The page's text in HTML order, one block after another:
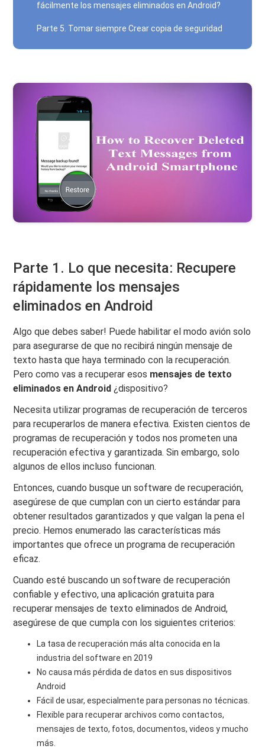
fácilmente los mensajes eliminados en Android?
Parte 5. Tomar siempre Crear copia de seguridad
Parte 1. Lo que necesita: Recupere
rápidamente los mensajes
eliminados en Android
Algo que debes saber! Puede habilitar el modo avión solo
para asegurarse de que no recibirá ningún mensaje de
texto hasta que haya terminado con la recuperación.
Pero como vas a recuperar esos mensajes de texto
eliminados en Android ¿dispositivo?
Necesita utilizar programas de recuperación de terceros
para recuperarlos de manera efectiva. Existen cientos de
programas de recuperación y todos nos prometen una
recuperación efectiva y garantizada. Sin embargo, solo
algunos de ellos incluso funcionan.
Entonces, cuando busque un software de recuperación,
asegúrese de que cumplan con un cierto estándar para
obtener resultados garantizados y que valgan la pena el
precio. Hemos enumerado las características más
importantes que ofrece un programa de recuperación
eficaz.
Cuando esté buscando un software de recuperación
confiable y efectivo, una aplicación gratuita para
recuperar mensajes de texto eliminados de Android,
asegúrese de que cumpla con los siguientes criterios:
La tasa de recuperación más alta conocida en la
industria del software en 2019
No causa más pérdida de datos en sus dispositivos
Android
Fácil de usar, especialmente para personas no técnicas.
Flexible para recuperar archivos como contactos,
mensajes de texto, fotos, documentos, videos y mucho
más.